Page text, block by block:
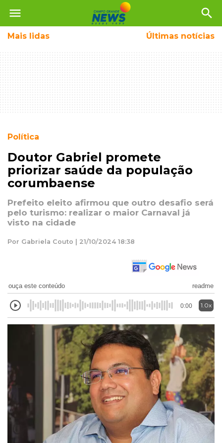
menu search
Mais lidas Últimas notícias
Política
Doutor Gabriel promete
priorizar saúde da população
corumbaense
Prefeito eleito afirmou que outro desafio será
pelo turismo: realizar o maior Carnaval já
visto na cidade
Por Gabriela Couto | 21/10/2024 18:38
ouça este conteúdo readme
0:00 1.0x